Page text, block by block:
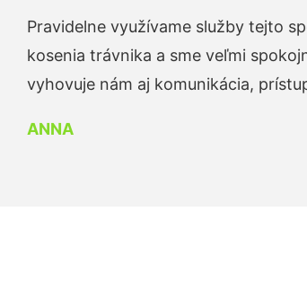
Pravidelne využívame služby tejto
kosenia trávnika a sme veľmi
vyhovuje nám aj komunikácia,
ANNA